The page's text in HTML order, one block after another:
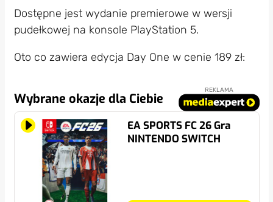
Dostępne jest wydanie premierowe w wersji
pudełkowej na konsole PlayStation 5.
Oto co zawiera edycja Day One w cenie 189 zł:
Wybrane okazje dla Ciebie
REKLAMA
EA SPORTS FC 26 Gra
NINTENDO SWITCH